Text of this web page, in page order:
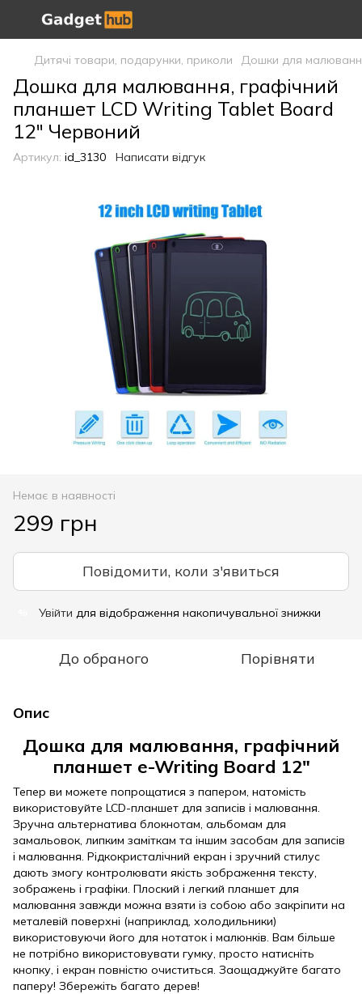
Дитячі товари, подарунки, приколи Дошки для
Дошка для малювання, графічний
планшет LCD Writing Tablet Board
12" Червоний
Артикул: id_3130 Написати відгук
Немає в наявності
299 грн
Повідомити, коли з'явиться
Увійти для відображення накопичувальної знижки
До обраного Порівняти
Опис
Дошка для малювання, графічний
планшет e-Writing Board 12"
Тепер ви можете попрощатися з папером, натомість
використовуйте LCD-планшет для записів і малювання.
Зручна альтернатива блокнотам, альбомам для
замальовок, липким заміткам та іншим засобам для записів
і малювання. Рідкокристалічний екран і зручний стилус
дають змогу контролювати якість зображення тексту,
зображень і графіки. Плоский і легкий планшет для
малювання завжди можна взяти із собою або закріпити на
металевій поверхні (наприклад, холодильники)
використовуючи його для нотаток і малюнків. Вам більше
не потрібно використовувати гумку, просто натисніть
кнопку, і екран повністю очиститься. Заощаджуйте багато
паперу! Збережіть багато дерев!